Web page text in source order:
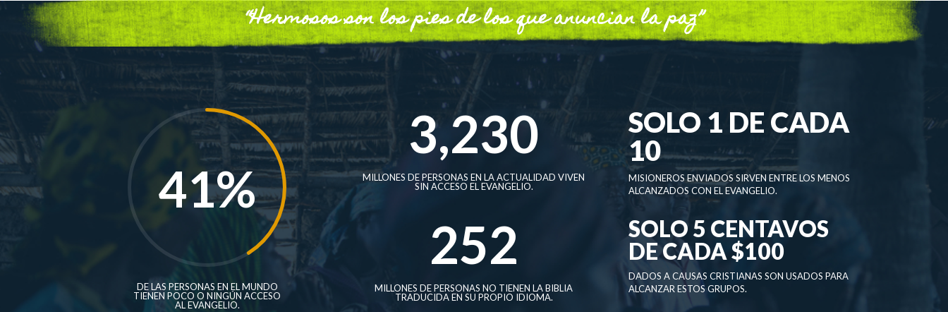
“Hermosos son los pies de los que anuncian la paz”
41%
DE LAS PERSONAS EN EL MUNDO
TIENEN POCO O NINGÚN ACCESO
AL EVANGELIO.
3,230
MILLONES DE PERSONAS EN LA ACTUALIDAD VIVEN
SIN ACCESO EL EVANGELIO.
252
MILLONES DE PERSONAS NO TIENEN LA BIBLIA
TRADUCIDA EN SU PROPIO IDIOMA.
SOLO 1 DE CADA
10
MISIONEROS ENVIADOS SIRVEN ENTRE LOS MENOS
ALCANZADOS CON EL EVANGELIO.
SOLO 5 CENTAVOS
DE CADA $100
DADOS A CAUSAS CRISTIANAS SON USADOS PARA
ALCANZAR ESTOS GRUPOS.